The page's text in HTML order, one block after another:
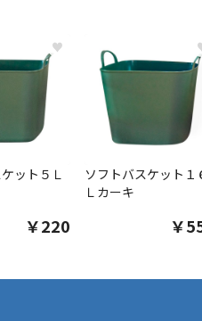
♥
ット５Ｌ
￥220
ソフトバスケット１
Ｌカーキ
￥